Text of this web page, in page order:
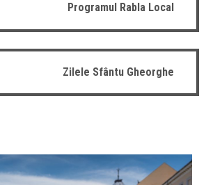
Programul Rabla Local
Zilele Sfântu Gheorghe